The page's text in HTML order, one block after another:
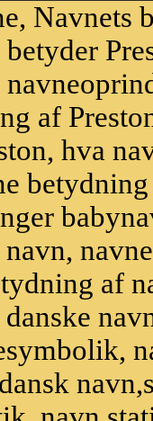
Navnets
af
hva
af